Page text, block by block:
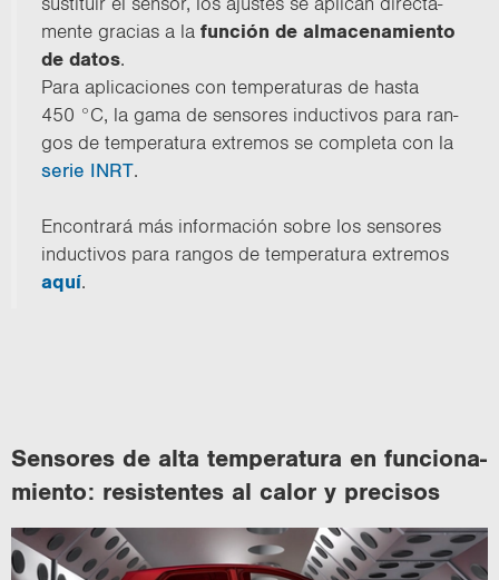
men­te gra­cias a la fun­ción de al­ma­ce­na­mien­to
de datos.
Para apli­ca­cio­nes con tem­pe­ra­tu­ras de hasta
450 °C, la gama de sen­so­res in­duc­ti­vos para ran­
gos de tem­pe­ra­tu­ra ex­tre­mos se com­ple­ta con la
serie INRT.
En­con­tra­rá más in­for­ma­ción sobre los sen­so­res
in­duc­ti­vos para ran­gos de tem­pe­ra­tu­ra ex­tre­mos
aquí.
Sen­so­res de alta tem­pe­ra­tu­ra en fun­cio­na­
mien­to: re­sis­ten­tes al calor y pre­ci­sos